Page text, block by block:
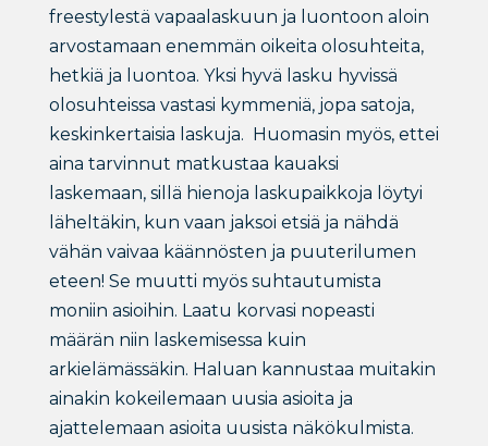
freestylestä vapaalaskuun ja luontoon aloin
arvostamaan enemmän oikeita olosuhteita,
hetkiä ja luontoa. Yksi hyvä lasku hyvissä
olosuhteissa vastasi kymmeniä, jopa satoja,
keskinkertaisia laskuja.
Huomasin myös, ettei
aina tarvinnut matkustaa kauaksi
laskemaan, sillä hienoja laskupaikkoja löytyi
läheltäkin, kun vaan jaksoi etsiä ja nähdä
vähän vaivaa käännösten ja puuterilumen
eteen! Se muutti myös suhtautumista
moniin asioihin. Laatu korvasi nopeasti
määrän niin laskemisessa kuin
arkielämässäkin. Haluan kannustaa muitakin
ainakin kokeilemaan uusia asioita ja
ajattelemaan asioita uusista näkökulmista.